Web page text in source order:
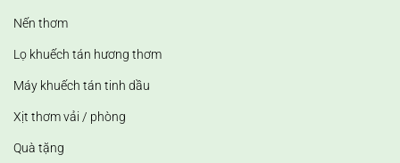
Nến thơm
Lọ khuếch tán hương thơm
Máy khuếch tán tinh dầu
Xịt thơm vải / phòng
Quà tặng